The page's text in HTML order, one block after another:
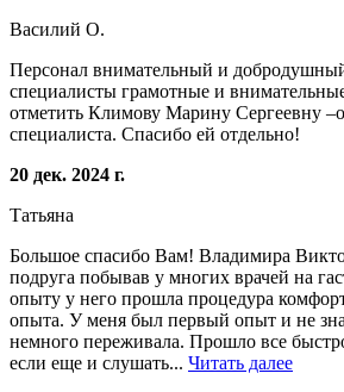
Василий О.
Персонал внимательный и
специалисты грамотные и
отметить Климову Марину Сергеевну
специалиста. Спасибо ей отдельно!
20 дек. 2024 г.
Татьяна
Большое спасибо Вам! Владимира
подруга побывав у многих врачей на
опыту у него прошла процедура
опыта. У меня был первый опыт и не
немного переживала. Прошло все
если еще и слушать... Читать далее